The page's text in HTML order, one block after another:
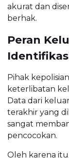
akurat dan
berhak.
Peran
Pihak
keterlibatan
Data dari
terakhir yang
sangat
pencocokan.
Oleh karena